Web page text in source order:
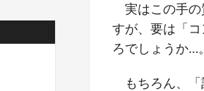
実はこの手
すが、要は「
ろでしょうか…。
もちろん、